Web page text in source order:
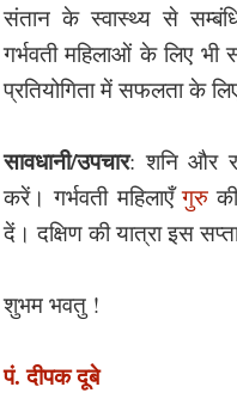
संतान के स्वास्थ्य से
गर्भवती महिलाओं के लिए भी
प्रतियोगिता में सफलता के
सावधानी/उपचार: शनि और
करें। गर्भवती महिलाएँगुरु
दें। दक्षिण की यात्रा इस
शुभम भवतु !
पं. दीपक दूबे